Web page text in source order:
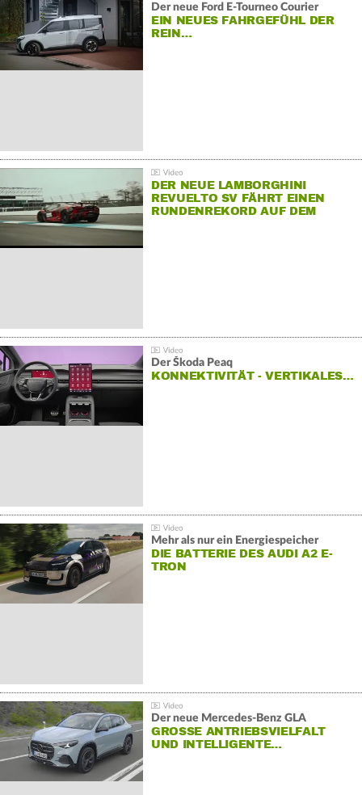
Der neue Ford E-Tourneo Courier
EIN NEUES FAHRGEFÜHL DER
REIN…
DER NEUE LAMBORGHINI
REVUELTO SV FÄHRT EINEN
RUNDENREKORD AUF DEM
Der Škoda Peaq
KONNEKTIVITÄT - VERTIKALES…
Mehr als nur ein Energiespeicher
DIE BATTERIE DES AUDI A2 E-
TRON
Der neue Mercedes-Benz GLA
GROSSE ANTRIEBSVIELFALT U
ND INTELLIGENTE…